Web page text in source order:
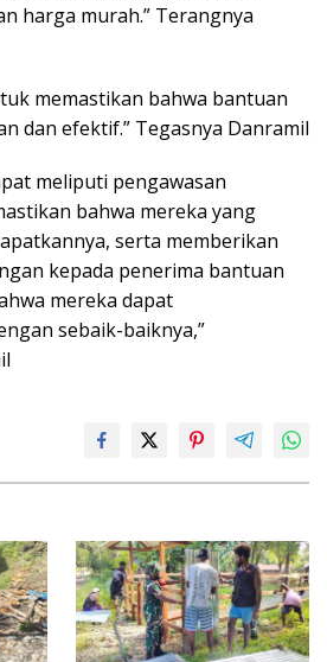
harga murah.” Terangnya
memastikan bahwa bantuan
dan efektif.” Tegasnya Danramil
meliputi pengawasan
bahwa mereka yang
serta memberikan
kepada penerima bantuan
mereka dapat
sebaik-baiknya,”